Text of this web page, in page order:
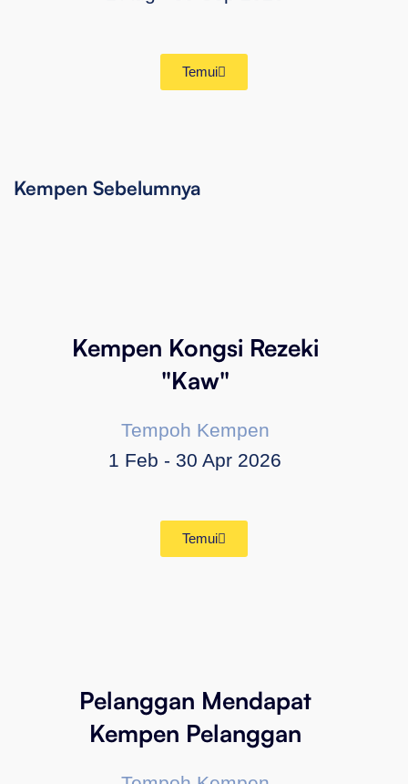
Temui
Kempen Sebelumnya
Kempen Kongsi Rezeki
"Kaw"
Tempoh Kempen
1 Feb - 30 Apr 2026
Temui
Pelanggan Mendapat
Kempen Pelanggan